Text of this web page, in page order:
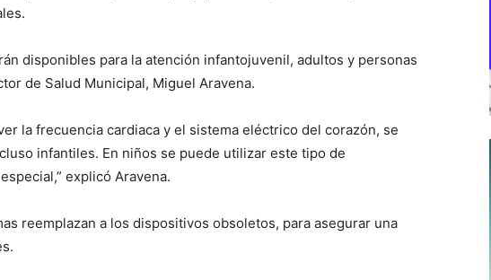
disponibles para la atención infantojuvenil, adultos y personas
de Salud Municipal, Miguel Aravena.
la frecuencia cardiaca y el sistema eléctrico del corazón, se
infantiles. En niños se puede utilizar este tipo de
explicó Aravena.
reemplazan a los dispositivos obsoletos, para asegurar una